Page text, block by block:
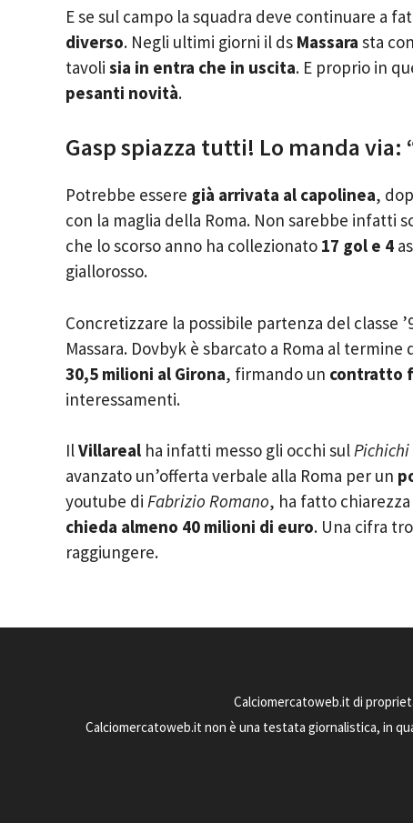
E se sul campo la squadra deve continuare a
diverso. Negli ultimi giorni il ds Massara sta
tavoli sia in entra che in uscita. E proprio in
pesanti novità.
Gasp spiazza tutti! Lo manda via:
Potrebbe essere già arrivata al capolinea,
con la maglia della Roma. Non sarebbe infatti
che lo scorso anno ha collezionato 17 gol e 4
giallorosso.
Concretizzare la possibile partenza del classe
Massara. Dovbyk è sbarcato a Roma al
30,5 milioni al Girona, firmando un contratto
interessamenti.
IlVillareal ha infatti messo gli occhi sulPichichi
avanzato un’offerta verbale alla Roma per un
youtube di Fabrizio Romano, ha fatto
chieda almeno 40 milioni di euro. Una cifra
raggiungere.
Calciomercatoweb.it di proprietà
Calciomercatoweb.it non è una testata giornalistica, in